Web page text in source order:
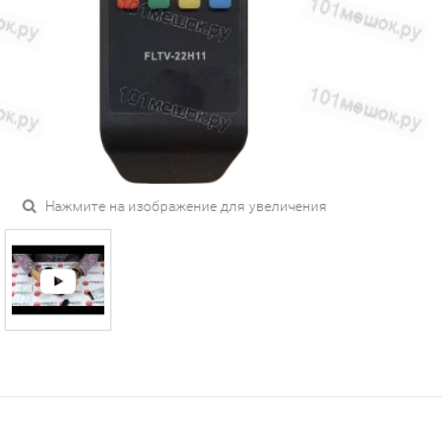
Нажмите на изображение для увеличения